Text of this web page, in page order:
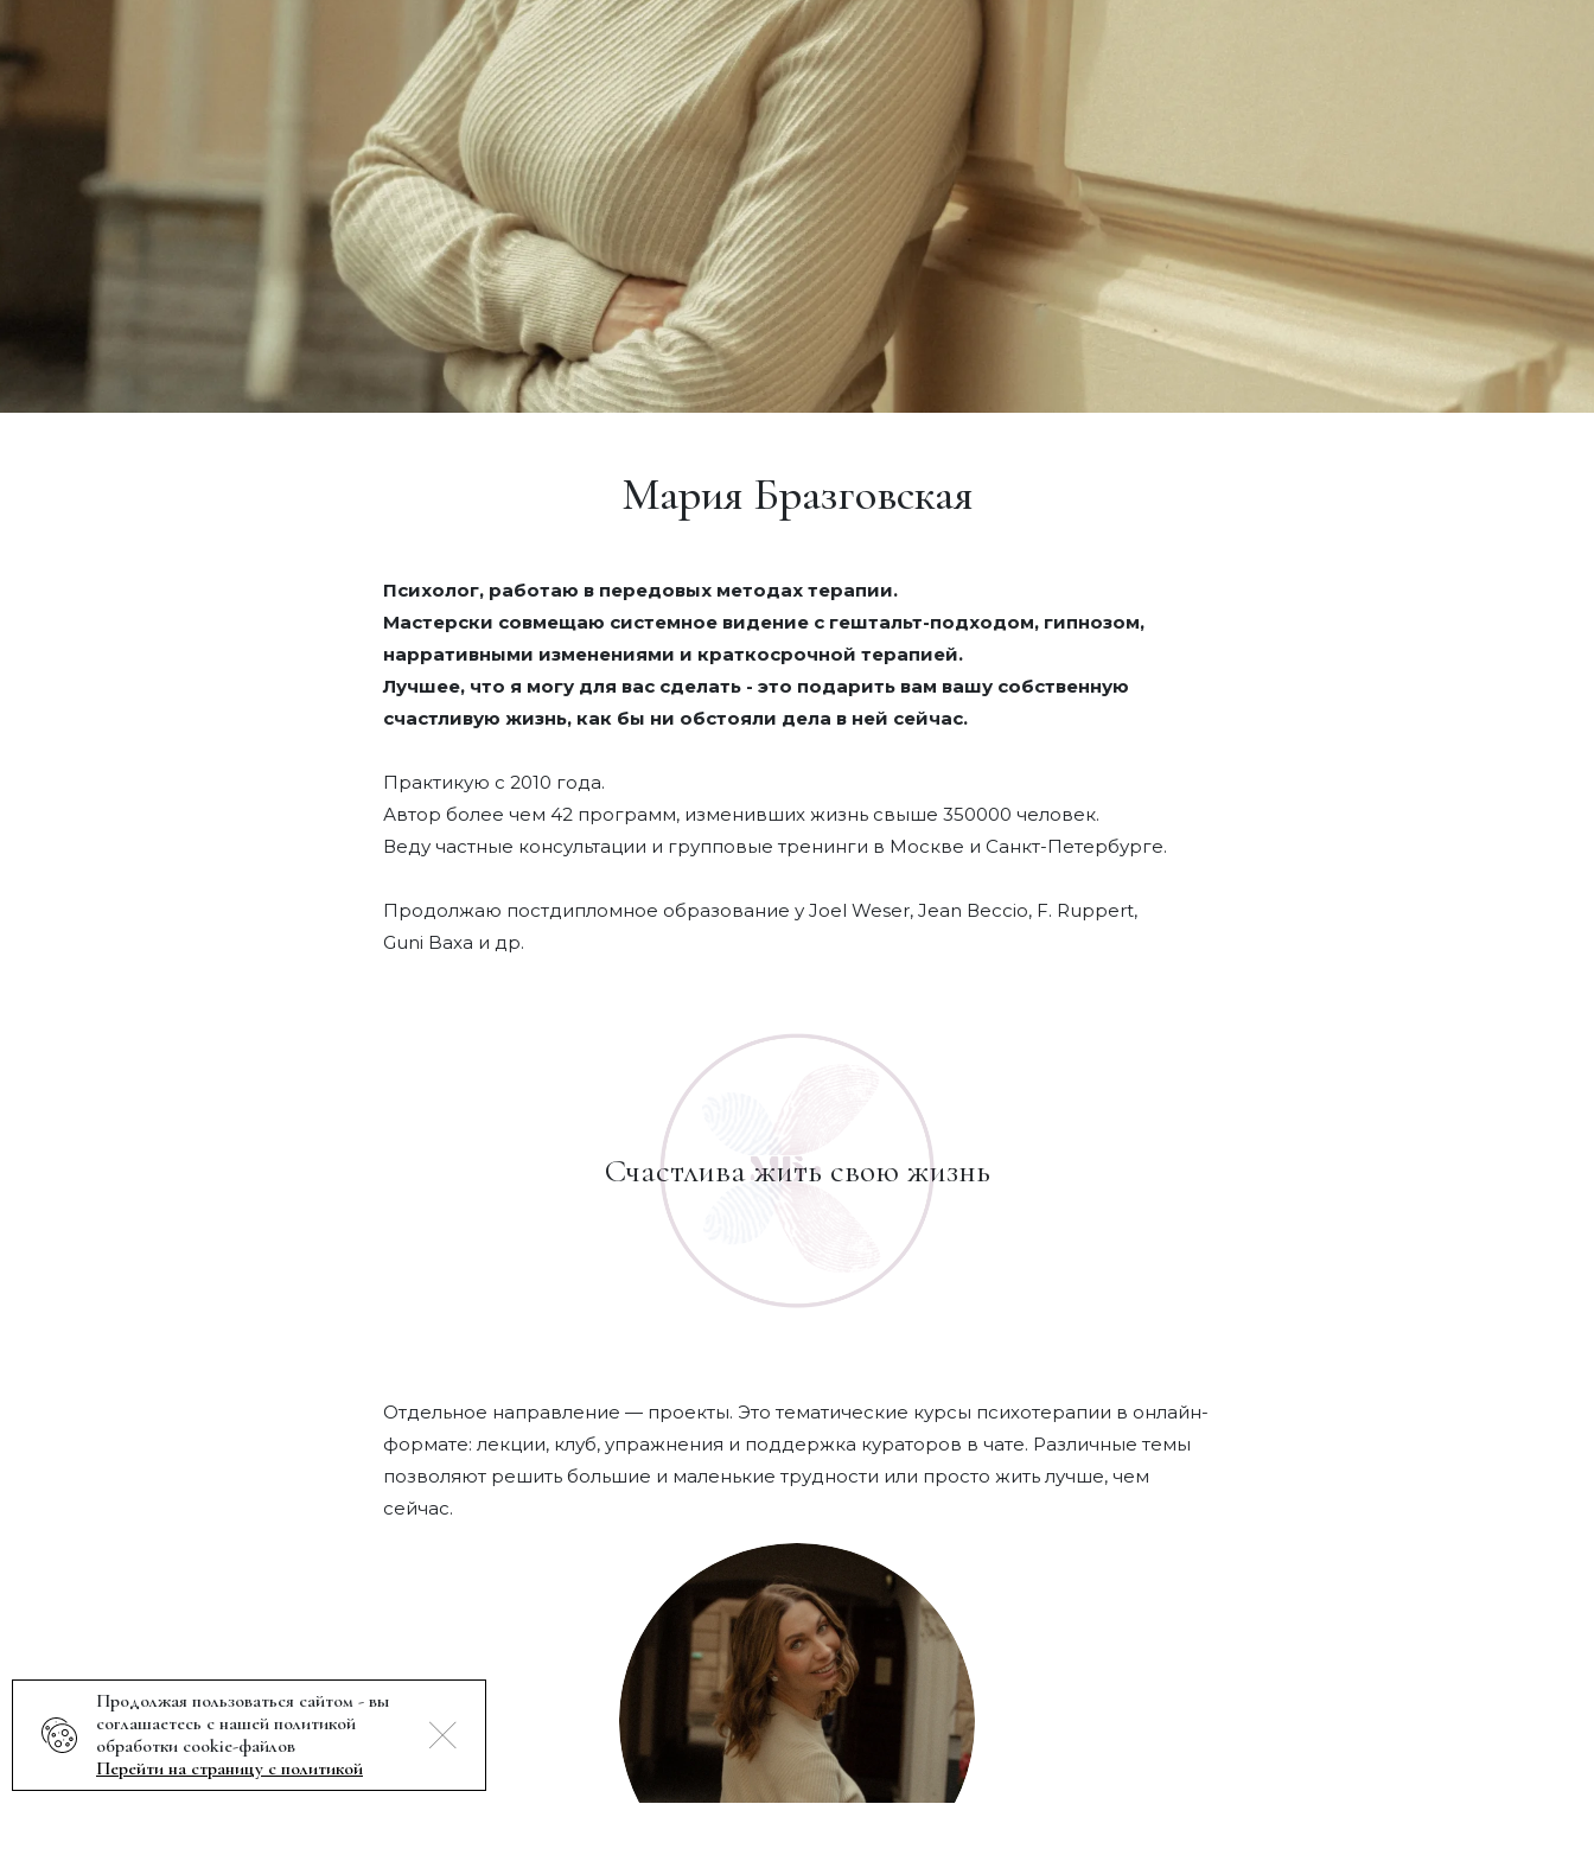
Мария Бразговская
Психолог, работаю в передовых методах терапии.
Мастерски совмещаю системное видение с гештальт-подходом, гипнозом,
нарративными изменениями и краткосрочной терапией.
Лучшее, что я могу для вас сделать - это подарить вам вашу собственную
счастливую жизнь, как бы ни обстояли дела в ней сейчас.
Практикую с 2010 года.
Автор более чем 42 программ, изменивших жизнь свыше 350000 человек.
Веду частные консультации и групповые тренинги в Москве и Санкт-Петербурге.
Продолжаю постдипломное образование у Joel Weser, Jean Вессіо, F. Ruppert,
Guni Baxa и др.
Счастлива жить свою жизнь
Отдельное направление — проекты. Это тематические курсы психотерапии в онлайн-
формате: лекции, клуб, упражнения и поддержка кураторов в чате. Различные темы
позволяют решить большие и маленькие трудности или просто жить лучше, чем
сейчас.
Продолжая пользоваться сайтом - вы
соглашаетесь с нашей политикой
обработки cookie-файлов
Перейти на страницу с политикой